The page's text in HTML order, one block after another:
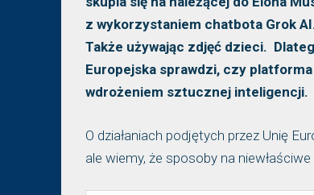
z wykorzystaniem chatbota Grok
Także używając zdjęć dzieci.
Europejska sprawdzi, czy
wdrożeniem sztucznej inteligencji.
O działaniach podjętych przez Unię
ale wiemy, że sposoby na